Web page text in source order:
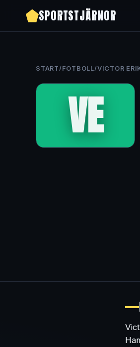
SPORTSTJÄRNOR
START/FOTBOLL/VICTOR
VE